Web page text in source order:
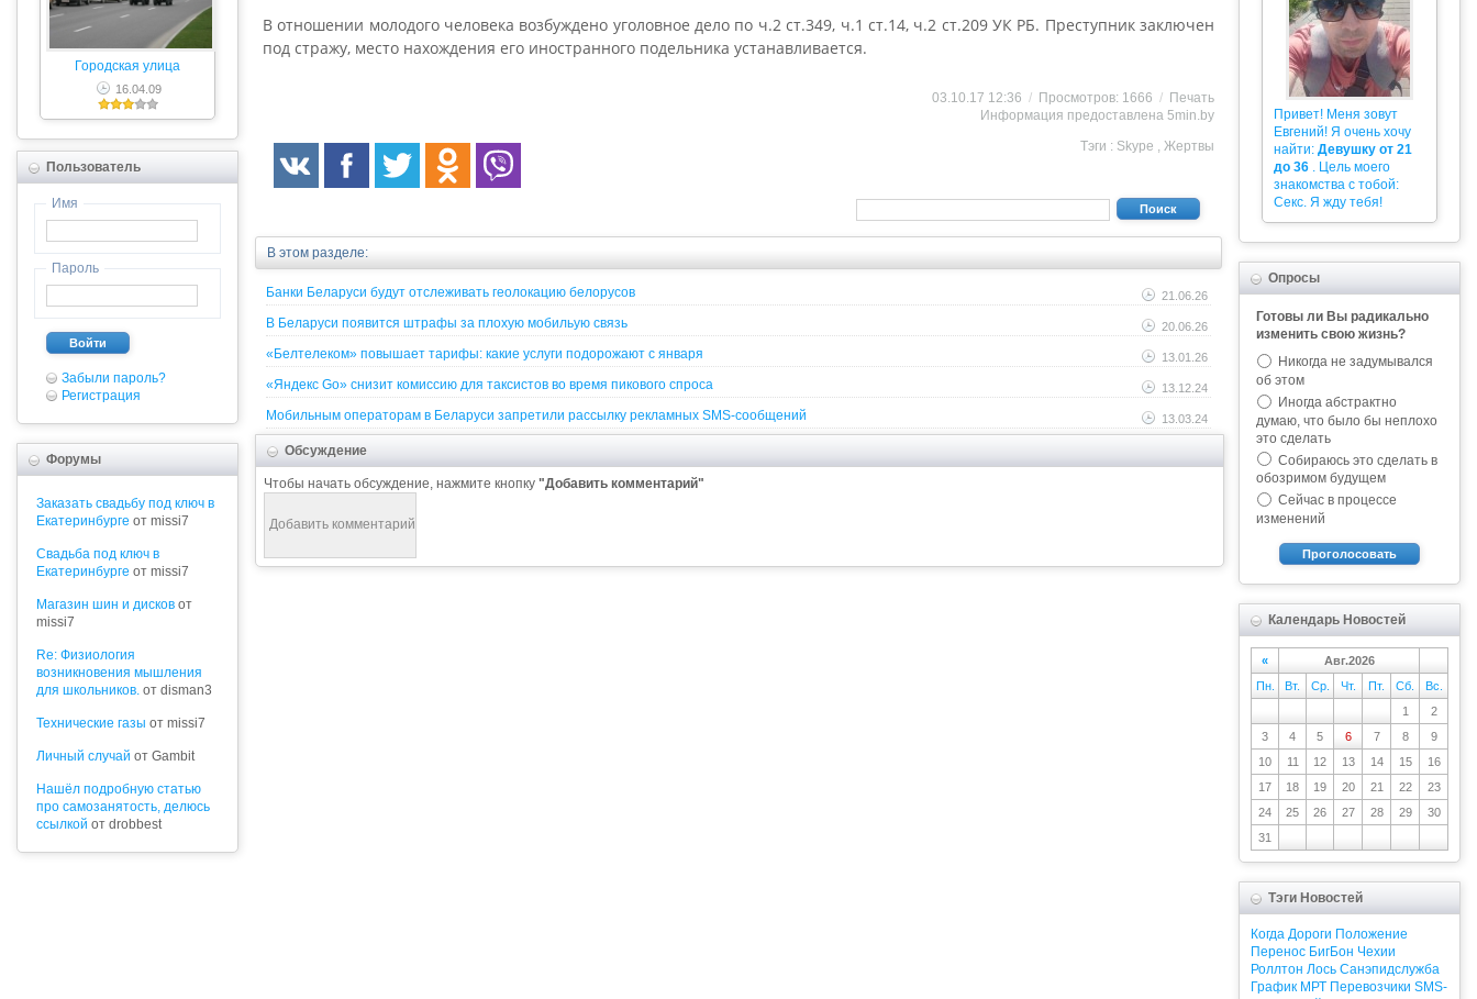
Городская улица
16.04.09
Пользователь
Имя
Пароль
Войти
Забыли пароль?
Регистрация
Форумы
Заказать свадьбу под ключ в
Екатеринбурге от missi7
Cвадьба под ключ в
Екатеринбурге от missi7
Магазин шин и дисков от
missi7
Re: Физиология
возникновения мышления
для школьников. от disman3
Технические газы от missi7
Личный случай от Gambit
Нашёл подробную статью
про самозанятость, делюсь
ссылкой от drobbest
В отношении молодого человека возбуждено уголовное дело по ч.2 ст.349, ч.1 ст.14, ч.2 ст.209 УК РБ. Преступник заключен
под стражу, место нахождения его иностранного подельника устанавливается.
03.10.17 12:36 / Просмотров: 1666 / Печать
Информация предоставлена 5min.by
Тэги : Skype , Жертвы
Поиск
В этом разделе:
21.06.26
Банки Беларуси будут отслеживать геолокацию белорусов
20.06.26
В Беларуси появится штрафы за плохую мобильую связь
13.01.26
«Белтелеком» повышает тарифы: какие услуги подорожают с января
13.12.24
«Яндекс Go» снизит комиссию для таксистов во время пикового спроса
13.03.24
Мобильным операторам в Беларуси запретили рассылку рекламных SMS-сообщений
Обсуждение
Чтобы начать обсуждение, нажмите кнопку "Добавить комментарий"
Привет! Меня зовут
Евгений! Я очень хочу
найти: Девушку от 21
до 36 . Цель моего
знакомства с тобой:
Секс. Я жду тебя!
Опросы
Готовы ли Вы радикально
изменить свою жизнь?
Никогда не задумывался
об этом
Иногда абстрактно
думаю, что было бы неплохо
это сделать
Собираюсь это сделать в
обозримом будущем
Сейчас в процессе
изменений
Проголосовать
Календарь Новостей
«
Авг.2026
Пн.
Вт. Ср. Чт. Пт. Сб.
Вс.
1
2
3
4 5 6 7 8
9
10
11 12 13 14 15
16
17
18 19 20 21 22
23
24
25 26 27 28 29
30
31
Тэги Новостей
Когда Дороги Положение
Перенос БигБон Чехии
Роллтон Лось Санэпидслужба
График МРТ Перевозчики SMS-